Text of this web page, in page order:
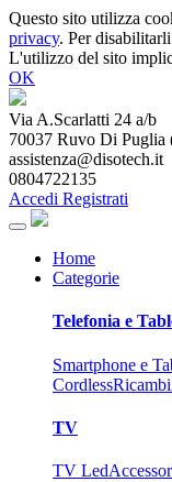
Questo sito utilizza
privacy. Per
L'utilizzo del sito
OK
Via A.Scarlatti 24 a/b
70037 Ruvo Di Puglia
assistenza@disotech.it
0804722135
Accedi Registrati
Home
Categorie
Telefonia e
Smartphone e
CordlessRicambi
TV
TV Led